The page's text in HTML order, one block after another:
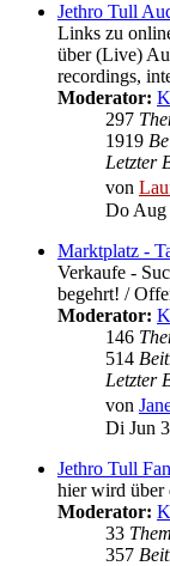
Jethro Tull
Links zu
über (Live)
recordings,
Moderator:
297
1919
Letzter
von
Do Aug
Marktplatz -
Verkaufe -
begehrt! /
Moderator:
146
514
Letzter
von
Di Jun
Jethro Tull
hier wird über
Moderator:
33
357